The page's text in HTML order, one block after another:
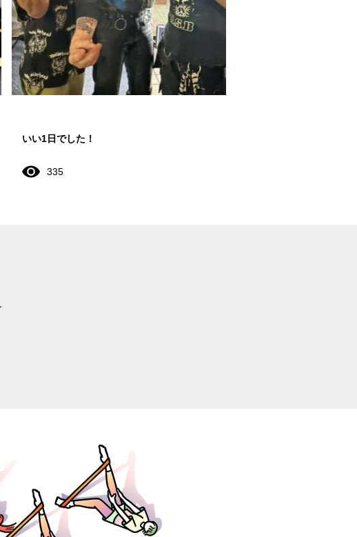
いい1日でした！
335